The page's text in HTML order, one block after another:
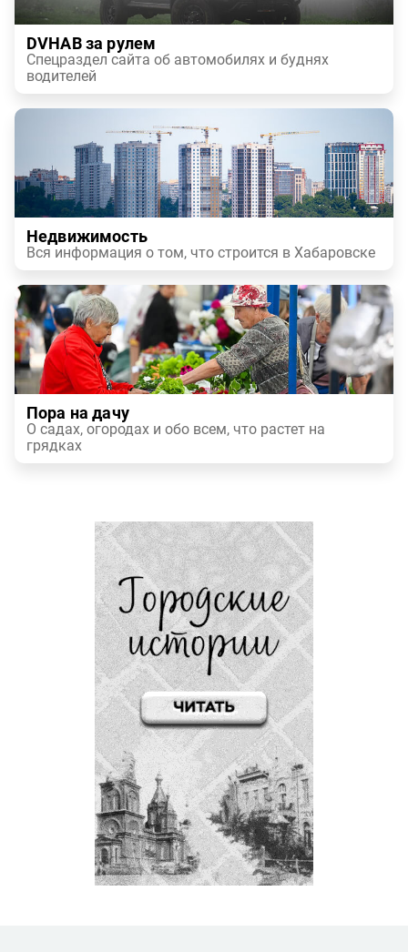
DVHAB за рулем
Спецраздел сайта об автомобилях и буднях
водителей
Недвижимость
Вся информация о том, что строится в Хабаровске
Пора на дачу
О садах, огородах и обо всем, что растет на
грядках